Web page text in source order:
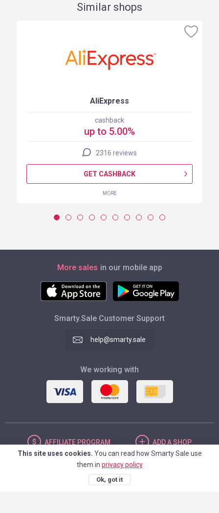
Similar shops
AliExpress
cashback
up to 5.00%
2316 reviews
GET CASHBACK
MORE
More sales in our mobile app
Smarty.Sale Customer Support
help@smarty.sale
We working with
AFFILIATE PROGRAM ADDA SHOP
UNITED STATES
This site uses cookies. You can read how Smarty Sale use
them in privacy policy
Ok, got it